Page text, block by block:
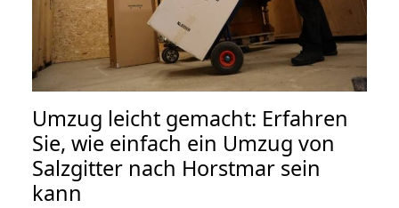
Umzug leicht gemacht: Erfahren
Sie, wie einfach ein Umzug von
Salzgitter nach Horstmar sein
kann